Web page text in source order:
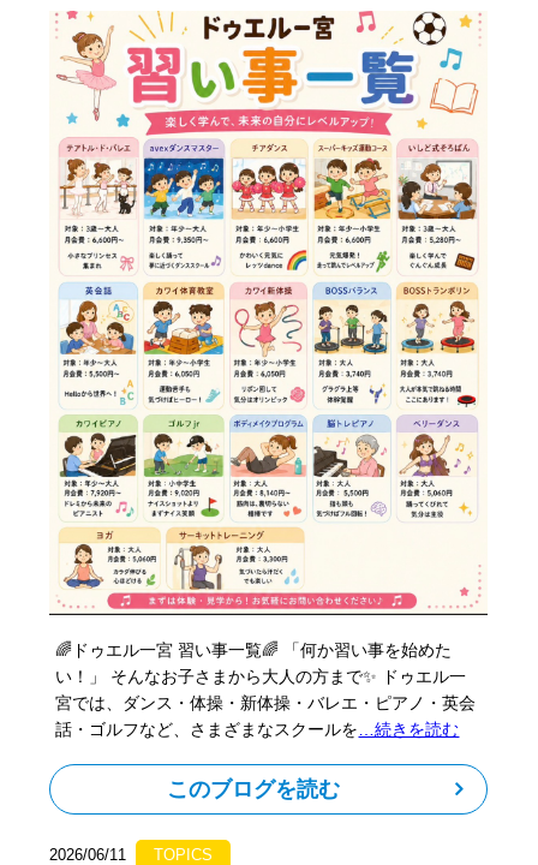
🌈ドゥエル一宮 習い事一覧🌈 「何か習い事を始めた
い！」 そんなお子さまから大人の方まで✨ ドゥエル一
宮では、ダンス・体操・新体操・バレエ・ピアノ・英会
話・ゴルフなど、さまざまなスクールを …続きを読む
このブログを読む
2026/06/11 TOPICS